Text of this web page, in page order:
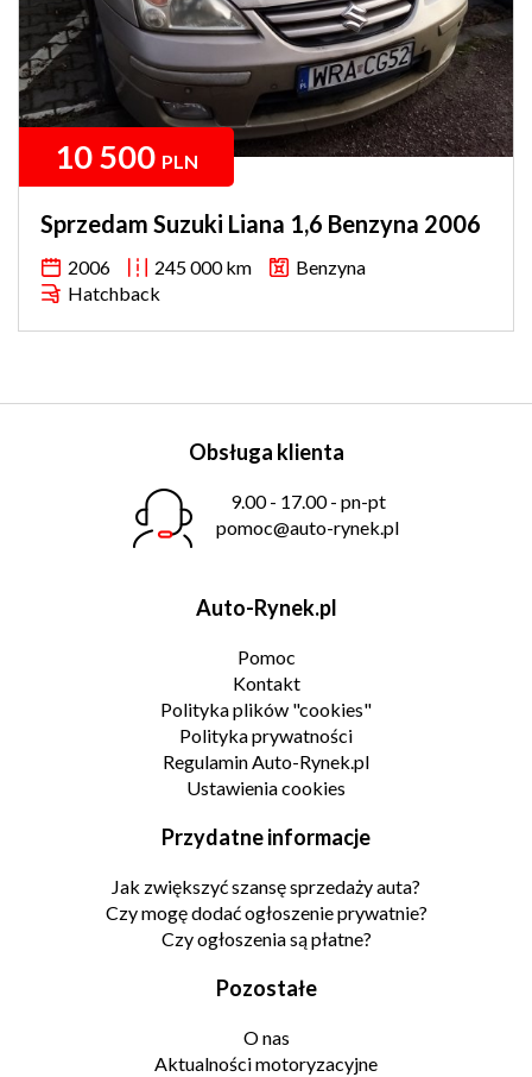
10 500 PLN
Sprzedam Suzuki Liana 1,6 Benzyna 2006
2006 245 000 km
Benzyna
Hatchback
Obsługa klienta
9.00 - 17.00 - pn-pt
pomoc@auto-rynek.pl
Auto-Rynek.pl
Pomoc
Kontakt
Polityka plików "cookies"
Polityka prywatności
Regulamin Auto-Rynek.pl
Ustawienia cookies
Przydatne informacje
Jak zwiększyć szansę sprzedaży auta?
Czy mogę dodać ogłoszenie prywatnie?
Czy ogłoszenia są płatne?
Pozostałe
O nas
Aktualności motoryzacyjne